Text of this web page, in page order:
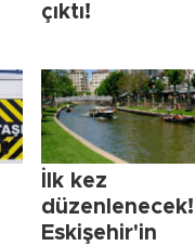
çıktı!
İlk kez
düzenlenecek!
Eskişehir'in